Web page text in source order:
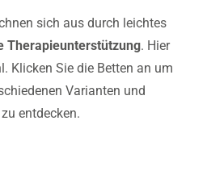
sich aus durch leichtes
Therapieunterstützung. Hier
Klicken Sie die Betten an um
Varianten und
entdecken.